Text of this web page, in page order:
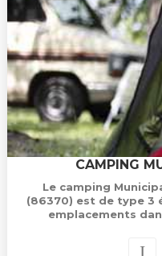
CAMPING
Le camping
(86370) est de type 3
emplacements